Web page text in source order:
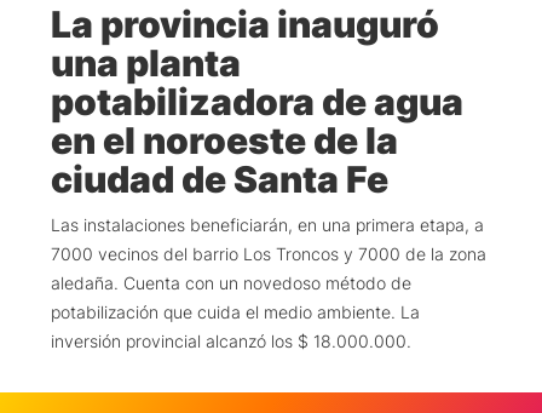
La provincia inauguró
una planta
potabilizadora de agua
en el noroeste de la
ciudad de Santa Fe
Las instalaciones beneficiarán, en una primera etapa, a
7000 vecinos del barrio Los Troncos y 7000 de la zona
aledaña. Cuenta con un novedoso método de
potabilización que cuida el medio ambiente. La
inversión provincial alcanzó los $ 18.000.000.